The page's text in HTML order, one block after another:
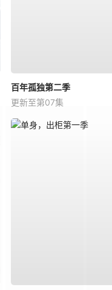
百年孤独第二季
更新至第07集